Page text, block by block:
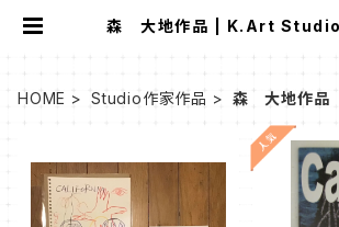
森 大地作品 | K.Art Studio
HOME Studio作家作品 森 大地作品